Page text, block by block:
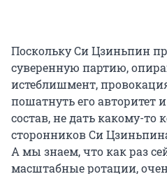
Поскольку Си Цзиньпин
суверенную партию,
истеблишмент,
пошатнуть его авторитет
состав, не дать какому-то
сторонников Си
А мы знаем, что как раз
масштабные ротации,